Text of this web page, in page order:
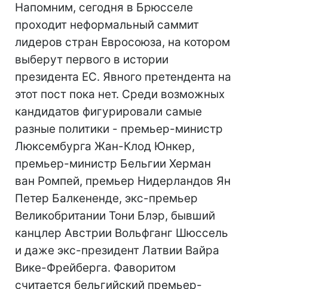
Напомним, сегодня в Брюсселе
проходит неформальный саммит
лидеров стран Евросоюза, на котором
выберут первого в истории
президента ЕС. Явного претендента на
этот пост пока нет. Среди возможных
кандидатов фигурировали самые
разные политики - премьер-министр
Люксембурга Жан-Клод Юнкер,
премьер-министр Бельгии Херман
ван Ромпей, премьер Нидерландов Ян
Петер Балкененде, экс-премьер
Великобритании Тони Блэр, бывший
канцлер Австрии Вольфганг Шюссель
и даже экс-президент Латвии Вайра
Вике-Фрейберга. Фаворитом
считается бельгийский премьер-